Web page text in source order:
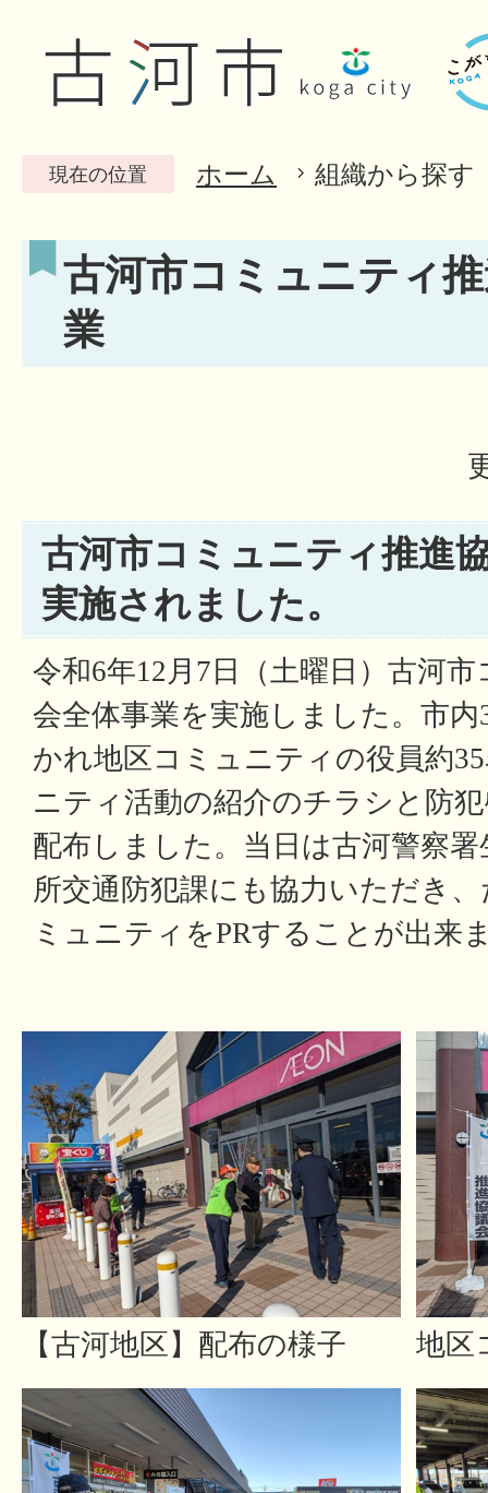
現在の位置 ホーム 組織から探す
古河市コミュニティ
業
古河市コミュニティ推進
実施されました。
令和6年12月7日（土曜日）古河
会全体事業を実施しました。市
かれ地区コミュニティの役員約
ニティ活動の紹介のチラシと防
配布しました。当日は古河警察
所交通防犯課にも協力いただき
ミュニティをPRすることが出来
【古河地区】配布の様子 地区